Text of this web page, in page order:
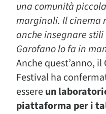
una comunità
marginali. Il cinema
anche insegnare
Garofano lo fa in
Anche quest’anno, il
Festival ha
essereun
piattaforma per i